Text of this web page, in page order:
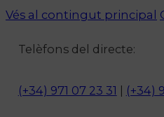
Vés al contingut principal
Telèfons del directe:
(+34) 971 07 23 31 (+34)
OCI